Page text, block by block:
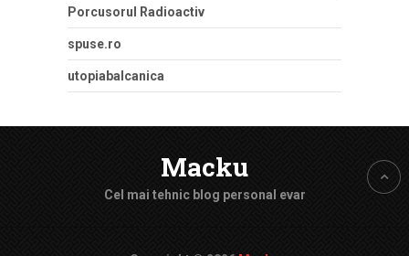
Porcusorul Radioactiv
spuse.ro
utopiabalcanica
Macku
Cel mai tehnic blog personal evar